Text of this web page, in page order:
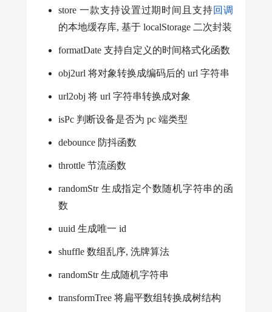
store 一款支持设置过期时间且支持回调
的本地缓存库, 基于 localStorage 二次封装
formatDate 支持自定义的时间格式化函数
obj2url 将对象转换成编码后的 url 字符串
url2obj 将 url 字符串转换成对象
isPc 判断设备是否为 pc 端类型
debounce 防抖函数
throttle 节流函数
randomStr 生成指定个数随机字符串的函
数
uuid 生成唯一 id
shuffle 数组乱序, 洗牌算法
randomStr 生成随机字符串
transformTree 将扁平数组转换成树结构